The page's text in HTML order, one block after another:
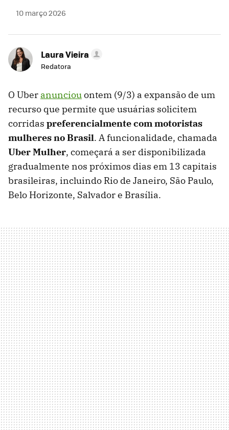
10 março 2026
Laura Vieira
Redatora
O Uber anunciouontem (9/3) a expansão de um
recurso que permite que usuárias solicitem
corridas preferencialmente com motoristas
mulheres no Brasil. A funcionalidade, chamada
Uber Mulher, começará a ser disponibilizada
gradualmente nos próximos dias em 13 capitais
brasileiras, incluindo Rio de Janeiro, São Paulo,
Belo Horizonte, Salvador e Brasília.